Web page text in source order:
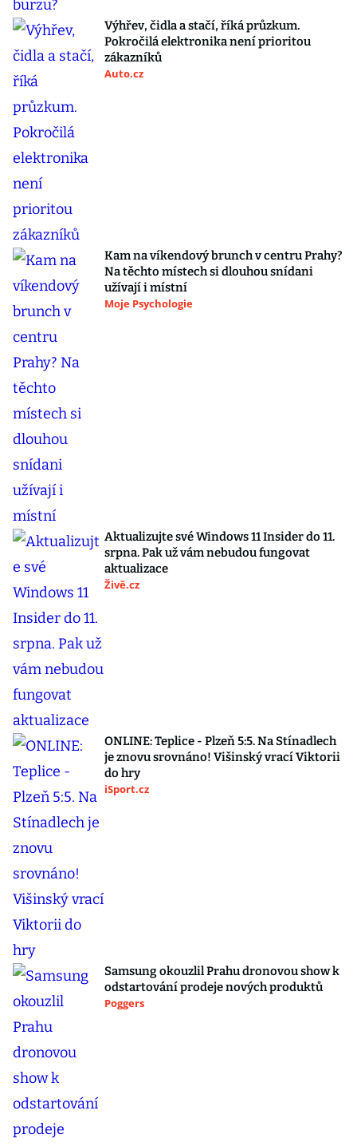
Výhřev, čidla a stačí, říká průzkum.
Pokročilá elektronika není prioritou
zákazníků
Auto.cz
Kam na víkendový brunch v centru Prahy?
Na těchto místech si dlouhou snídani
užívají i místní
Moje Psychologie
Aktualizujte své Windows 11 Insider do 11.
srpna. Pak už vám nebudou fungovat
aktualizace
Živě.cz
ONLINE: Teplice - Plzeň 5:5. Na Stínadlech
je znovu srovnáno! Višinský vrací Viktorii
do hry
iSport.cz
Samsung okouzlil Prahu dronovou show k
odstartování prodeje nových produktů
Poggers